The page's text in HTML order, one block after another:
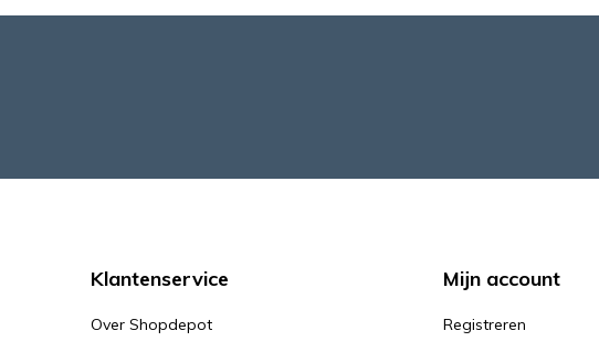
Klantenservice
Over Shopdepot
Mijn account
Registreren